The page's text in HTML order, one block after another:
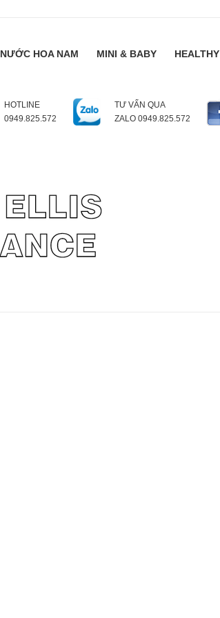
NƯỚC HOA NAM MINI & BABY HEALTHY
HOTLINE
0949.825.572
TƯ VẤN QUA
ZALO 0949.825.572